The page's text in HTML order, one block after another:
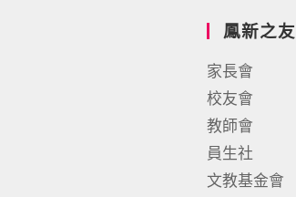
鳳新之友
家長會
校友會
教師會
員生社
文教基金會